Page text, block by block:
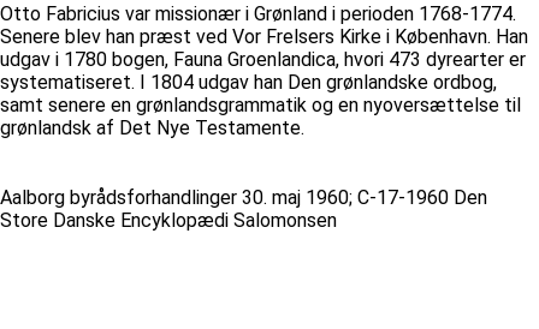
Otto Fabricius var missionær i Grønland i perioden 1768-1774.
Senere blev han præst ved Vor Frelsers Kirke i København. Han
udgav i 1780 bogen, Fauna Groenlandica, hvori 473 dyrearter er
systematiseret. I 1804 udgav han Den grønlandske ordbog,
samt senere en grønlandsgrammatik og en nyoversættelse til
grønlandsk af Det Nye Testamente.
Aalborg byrådsforhandlinger 30. maj 1960; C-17-1960 Den
Store Danske Encyklopædi Salomonsen